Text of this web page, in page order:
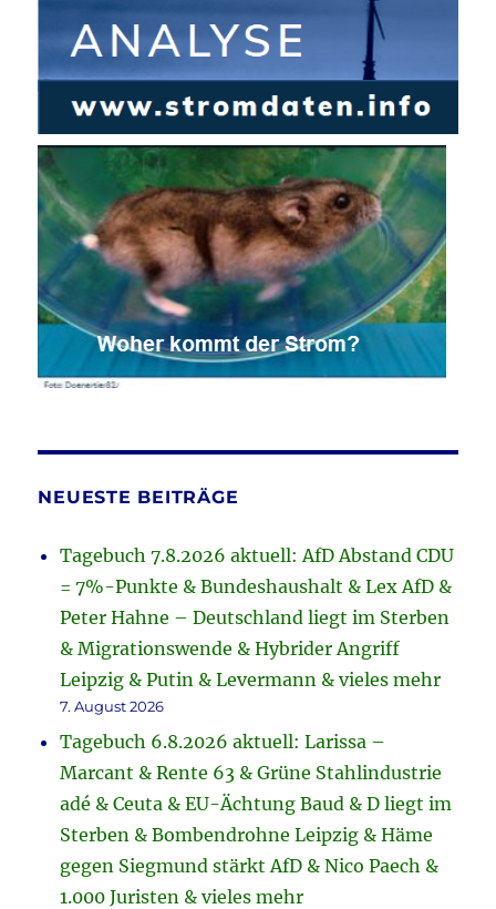
NEUESTE BEITRÄGE
Tagebuch 7.8.2026 aktuell: AfD Abstand CDU
= 7%-Punkte & Bundeshaushalt & Lex AfD &
Peter Hahne – Deutschland liegt im Sterben
& Migrationswende & Hybrider Angriff
Leipzig & Putin & Levermann & vieles mehr
7. August 2026
Tagebuch 6.8.2026 aktuell: Larissa –
Marcant & Rente 63 & Grüne Stahlindustrie
adé & Ceuta & EU-Ächtung Baud & D liegt im
Sterben & Bombendrohne Leipzig & Häme
gegen Siegmund stärkt AfD & Nico Paech &
1.000 Juristen & vieles mehr